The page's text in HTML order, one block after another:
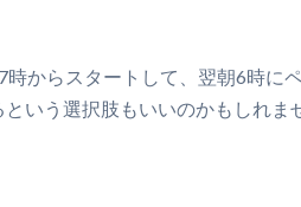
からスタートして、翌朝6時に
いう選択肢もいいのかもしれま